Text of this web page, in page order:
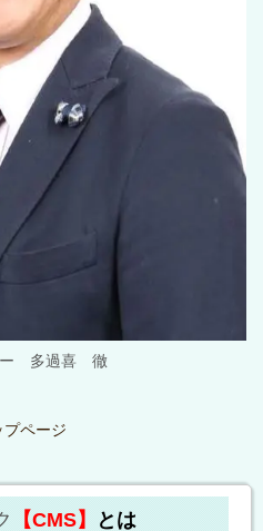
ー 多過喜 徹
プページ
【CMS】 とは